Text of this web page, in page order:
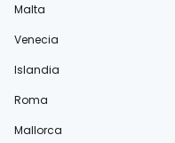
Malta
Venecia
Islandia
Roma
Mallorca